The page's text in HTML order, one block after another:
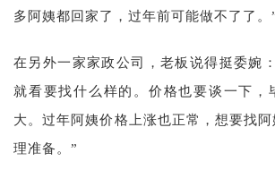
多阿姨都回家了，过年前可能做不了了。
在另外一家家政公司，老板说得挺委婉
就看要找什么样的。价格也要谈一下，
大。过年阿姨价格上涨也正常，想要找
理准备。”